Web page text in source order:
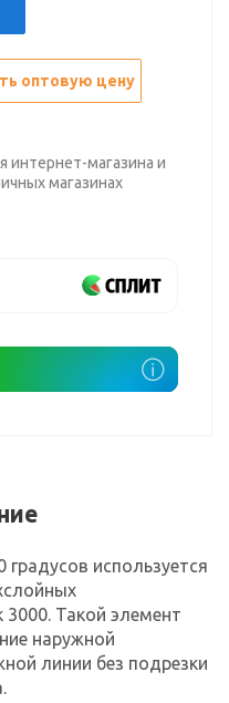
оптовую цену
интернет-магазина и
магазинах
используется
Такой элемент
наружной
линии без подрезки